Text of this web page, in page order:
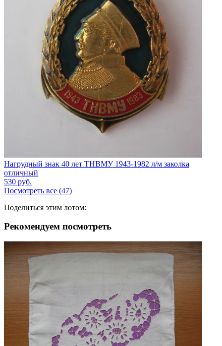
Нагрудный знак 40 лет ТНВМУ 1943-1982 л/м заколка
отличный
530 руб.
Посмотреть все (47)
Поделиться этим лотом:
Рекомендуем посмотреть